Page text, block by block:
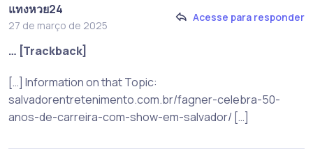
แทงหวย24
27 de março de 2025
Acesse para responder
… [Trackback]
[…] Information on that Topic:
salvadorentretenimento.com.br/fagner-celebra-50-
anos-de-carreira-com-show-em-salvador/ […]